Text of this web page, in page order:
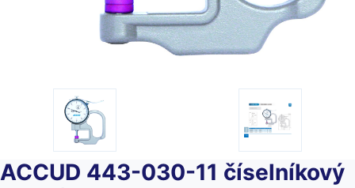
ACCUD 443-030-11 číselníkový